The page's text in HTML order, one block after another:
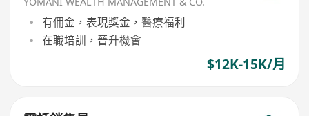
有佣金，表現獎金，醫療福利
在職培訓，晉升機會
$12K-15K/月